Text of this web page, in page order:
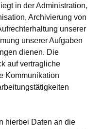
in der Administration,
Archivierung von
unserer
unserer Aufgaben
dienen. Die
auf vertragliche
Kommunikation
hierbei Daten an die